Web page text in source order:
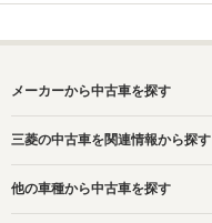
メーカーから中古車を探す
三菱の中古車を関連情報から探す
他の車種から中古車を探す